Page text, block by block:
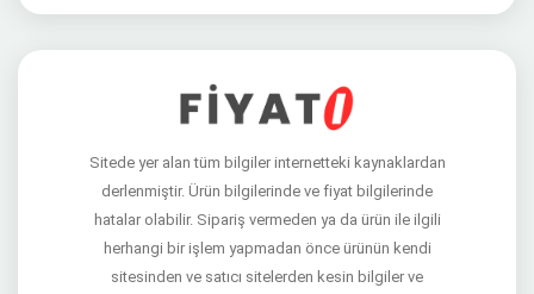
Sitede yer alan tüm bilgiler internetteki kaynaklardan
derlenmiştir. Ürün bilgilerinde ve fiyat bilgilerinde
hatalar olabilir. Sipariş vermeden ya da ürün ile ilgili
herhangi bir işlem yapmadan önce ürünün kendi
sitesinden ve satıcı sitelerden kesin bilgiler ve